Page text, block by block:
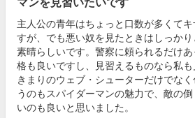
主人公の青年はちょっと口数が多くて
すが、でも悪い奴を見たときはしっか
素晴らしいです。警察に頼られるだけ
格も良いですし、見習えるものなら私
きまりのウェブ・シューターだけでな
うのもスパイダーマンの魅力で、敵の
いのも良いと思いました。